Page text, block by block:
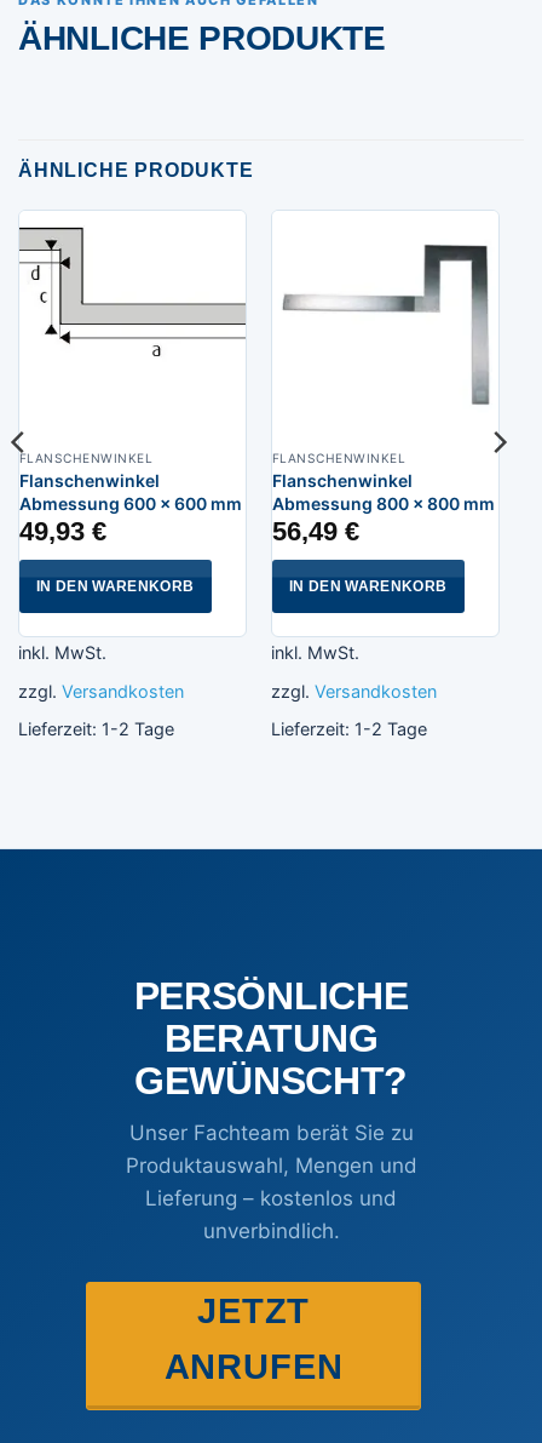
ÄHNLICHE PRODUKTE
ÄHNLICHE PRODUKTE
FLANSCHENWINKEL
Flanschenwinkel
Abmessung 600 x 600 mm
49,93 €
IN DEN WARENKORB
inkl. MwSt.
zzgl. Versandkosten
Lieferzeit: 1-2 Tage
FLANSCHENWINKEL
Flanschenwinkel
Abmessung 800 x 800 mm
56,49 €
IN DEN WARENKORB
inkl. MwSt.
zzgl. Versandkosten
Lieferzeit: 1-2 Tage
PERSÖNLICHE
BERATUNG
GEWÜNSCHT?
Unser Fachteam berät Sie zu
Produktauswahl, Mengen und
Lieferung – kostenlos und
unverbindlich.
JETZT
ANRUFEN